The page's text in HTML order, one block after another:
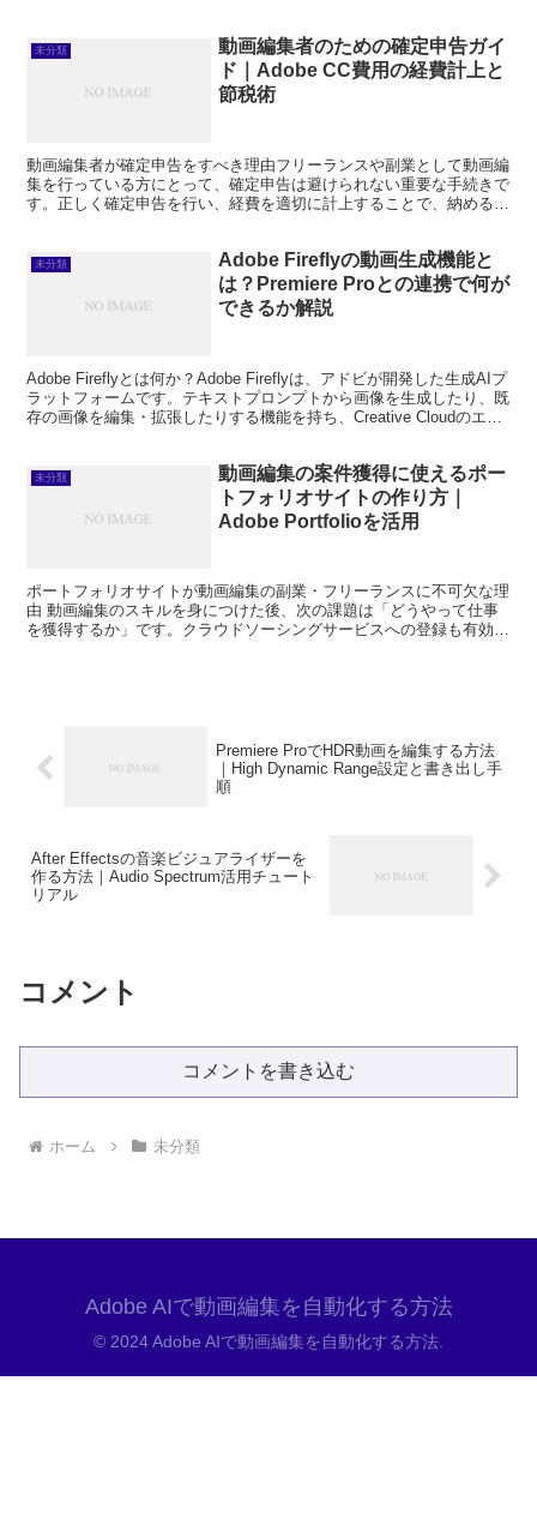
未分類
動画編集者のための確定申告ガイ
ド｜Adobe CC費用の経費計上と
節税術
動画編集者が確定申告をすべき理由フリーランスや副業として動画編
集を行っている方にとって、確定申告は避けられない重要な手続きで
す。正しく確定申告を行い、経費を適切に計上することで、納める税
未分類
Adobe Fireflyの動画生成機能と
は？Premiere Proとの連携で何が
できるか解説
Adobe Fireflyとは何か？Adobe Fireflyは、アドビが開発した生成AIプ
ラットフォームです。テキストプロンプトから画像を生成したり、既
存の画像を編集・拡張したりする機能を持ち、Creative Cloudのエコ
未分類
動画編集の案件獲得に使えるポー
トフォリオサイトの作り方｜
Adobe Portfolioを活用
ポートフォリオサイトが動画編集の副業・フリーランスに不可欠な理
由 動画編集のスキルを身につけた後、次の課題は「どうやって仕事
を獲得するか」です。クラウドソーシングサービスへの登録も有効で
Premiere ProでHDR動画を編集する方法
｜High Dynamic Range設定と書き出し手
順
After Effectsの音楽ビジュアライザーを
作る方法｜Audio Spectrum活用チュート
リアル
コメント
コメントを書き込む
ホーム 未分類
Adobe AIで動画編集を自動化する方法
© 2024 Adobe AIで動画編集を自動化する方法.